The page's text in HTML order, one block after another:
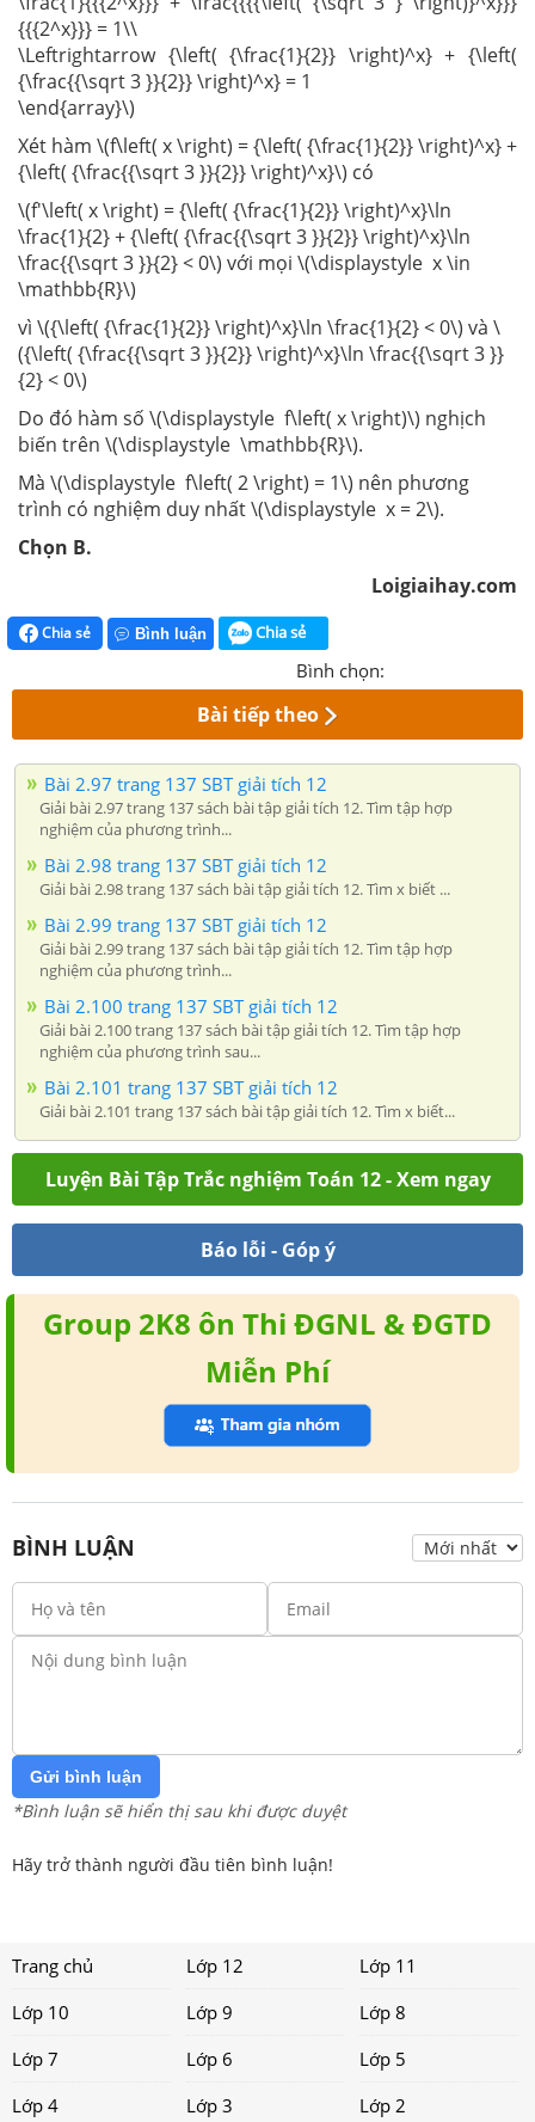
{{{2^x}}} = 1\\
\Leftrightarrow {\left( {\frac{1}{2}} \right)^x} + {\left(
{\frac{{\sqrt 3 }}{2}} \right)^x} = 1
\end{array}\)
Xét hàm \(f\left( x \right) = {\left( {\frac{1}{2}} \right)^x} +
{\left( {\frac{{\sqrt 3 }}{2}} \right)^x}\) có
\(f'\left( x \right) = {\left( {\frac{1}{2}} \right)^x}\ln
\frac{1}{2} + {\left( {\frac{{\sqrt 3 }}{2}} \right)^x}\ln
\frac{{\sqrt 3 }}{2} < 0\) với mọi \(\displaystyle x \in
\mathbb{R}\)
vì \({\left( {\frac{1}{2}} \right)^x}\ln \frac{1}{2} < 0\) và \
({\left( {\frac{{\sqrt 3 }}{2}} \right)^x}\ln \frac{{\sqrt 3 }}
{2} < 0\)
Do đó hàm số \(\displaystyle f\left( x \right)\) nghịch
biến trên \(\displaystyle \mathbb{R}\).
Mà \(\displaystyle f\left( 2 \right) = 1\) nên phương
trình có nghiệm duy nhất \(\displaystyle x = 2\).
Chọn B.
Loigiaihay.com
Chia sẻ Bình luận Chia sẻ
Bình chọn:
Bài tiếp theo
Bài 2.97 trang 137 SBT giải tích 12
Giải bài 2.97 trang 137 sách bài tập giải tích 12. Tìm tập hợp
nghiệm của phương trình...
Bài 2.98 trang 137 SBT giải tích 12
Giải bài 2.98 trang 137 sách bài tập giải tích 12. Tìm x biết ...
Bài 2.99 trang 137 SBT giải tích 12
Giải bài 2.99 trang 137 sách bài tập giải tích 12. Tìm tập hợp
nghiệm của phương trình...
Bài 2.100 trang 137 SBT giải tích 12
Giải bài 2.100 trang 137 sách bài tập giải tích 12. Tìm tập hợp
nghiệm của phương trình sau...
Bài 2.101 trang 137 SBT giải tích 12
Giải bài 2.101 trang 137 sách bài tập giải tích 12. Tìm x biết...
Luyện Bài Tập Trắc nghiệm Toán 12 - Xem ngay
Báo lỗi - Góp ý
Group 2K8 ôn Thi ĐGNL & ĐGTD
Miễn Phí
BÌNH LUẬN
Gửi bình luận
*Bình luận sẽ hiển thị sau khi được duyệt
Hãy trở thành người đầu tiên bình luận!
Trang chủ Lớp 12
Lớp 11
Lớp 10
Lớp 9
Lớp 8
Lớp 7
Lớp 6
Lớp 5
Lớp 4
Lớp 3 Lớp 2